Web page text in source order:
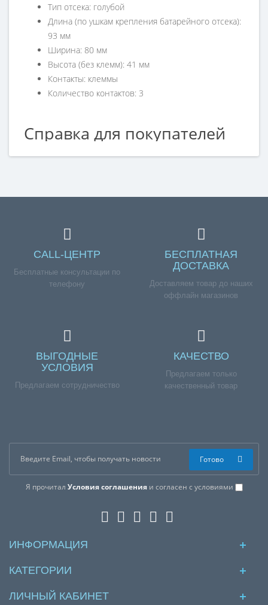
Тип отсека: голубой
Длина (по ушкам крепления батарейного отсека):
93 мм
Ширина: 80 мм
Высота (без клемм): 41 мм
Контакты: клеммы
Количество контактов: 3
Справка для покупателей
Если вы хотите купить «Батарейный отсек ВПГ BaltGaz
менеджерам по номеру телефона +7 (960) 579-09-09.
CALL-ЦЕНТР
Бесплатные консультации по
телефону
БЕСПЛАТНАЯ
ДОСТАВКА
Доставляем товар до наших
оффлайн магазинов
ВЫГОДНЫЕ
УСЛОВИЯ
Предлагаем сотрудничество
КАЧЕСТВО
Предлагаем только
качественный товар
Я прочитал Условия соглашенияи согласен с условиями
Готово
ИНФОРМАЦИЯ
КАТЕГОРИИ
ЛИЧНЫЙ КАБИНЕТ